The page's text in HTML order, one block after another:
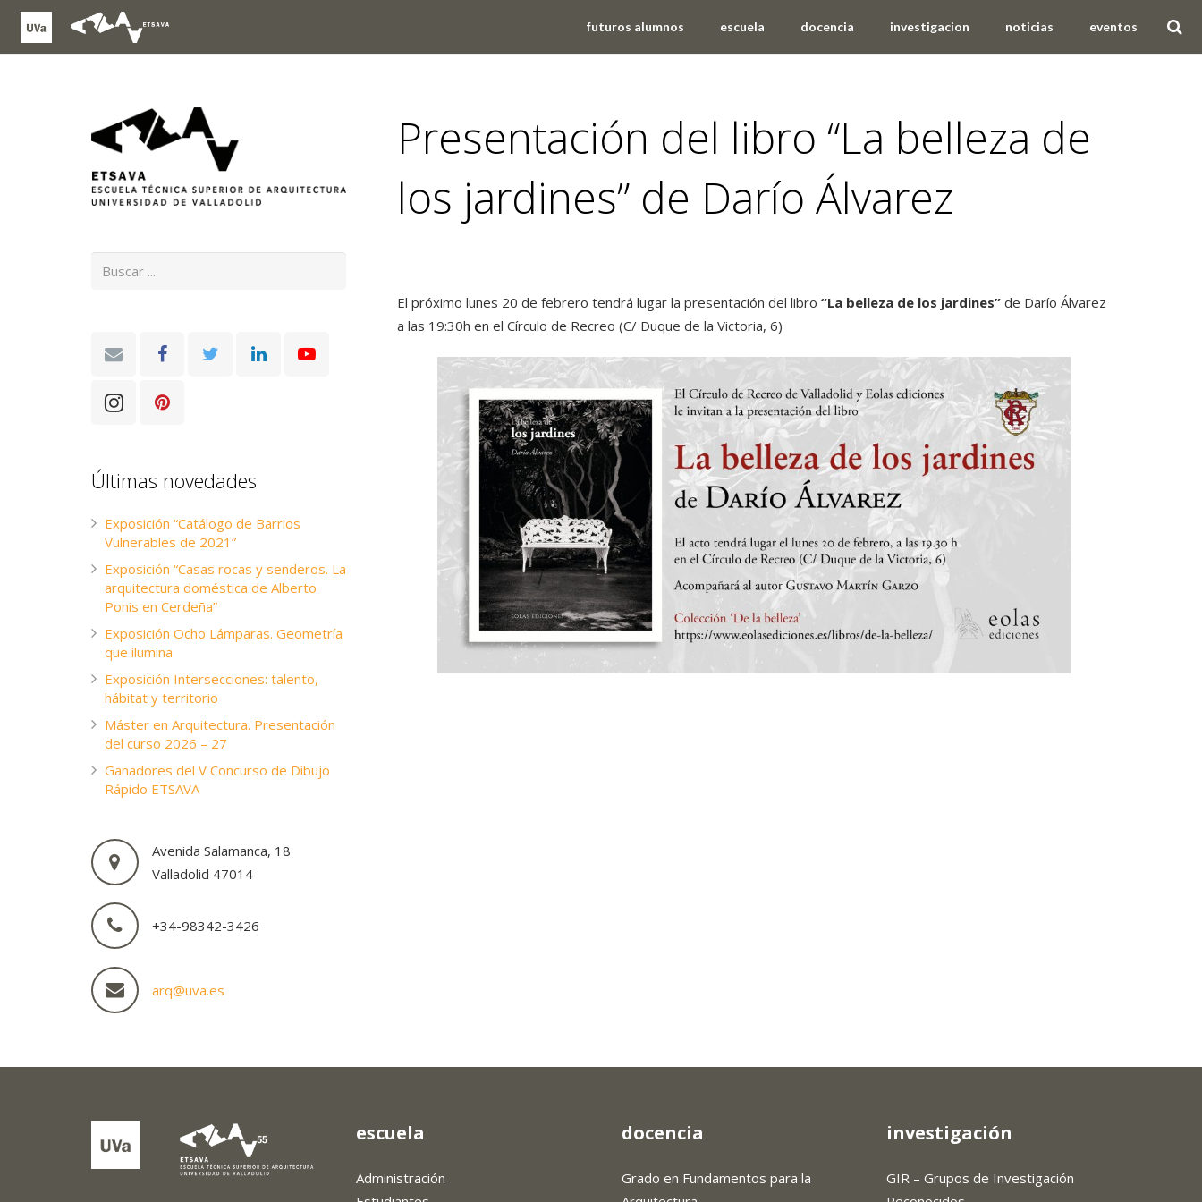
futuros alumnos escuela docencia investigacion noticias eventos
Presentación del libro “La belleza de
los jardines” de Darío Álvarez
El próximo lunes 20 de febrero tendrá lugar la presentación del libro “La belleza de los jardines” de Darío Álvarez
a las 19:30h en el Círculo de Recreo (C/ Duque de la Victoria, 6)
Últimas novedades
Exposición “Catálogo de Barrios
Vulnerables de 2021”
Exposición “Casas rocas y senderos. La
arquitectura doméstica de Alberto
Ponis en Cerdeña”
Exposición Ocho Lámparas. Geometría
que ilumina
Exposición Intersecciones: talento,
hábitat y territorio
Máster en Arquitectura. Presentación
del curso 2026 – 27
Ganadores del V Concurso de Dibujo
Rápido ETSAVA
Avenida Salamanca, 18
Valladolid 47014
+34-98342-3426
arq@uva.es
escuela
Administración
docencia
Grado en Fundamentos para la
investigación
GIR – Grupos de Investigación